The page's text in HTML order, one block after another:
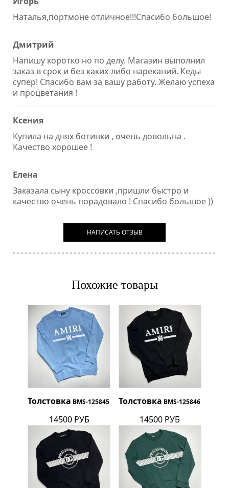
Наталья,портмоне отличное!!!Спасибо большое!
Дмитрий
Напишу коротко но по делу. Магазин выполнил
заказ в срок и без каких-либо нареканий. Кеды
супер! Спасибо вам за вашу работу. Желаю успеха
и процветания !
Ксения
Купила на днях ботинки , очень довольна .
Качество хорошее !
Елена
Заказала сыну кроссовки ,пришли быстро и
качество очень порадовало ! Спасибо большое ))
НАПИСАТЬ ОТЗЫВ
Похожие товары
Толстовка BMS-125845
14500 РУБ
Толстовка BMS-125846
14500 РУБ